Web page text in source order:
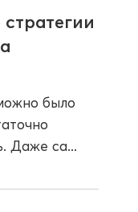
было
Даже са...